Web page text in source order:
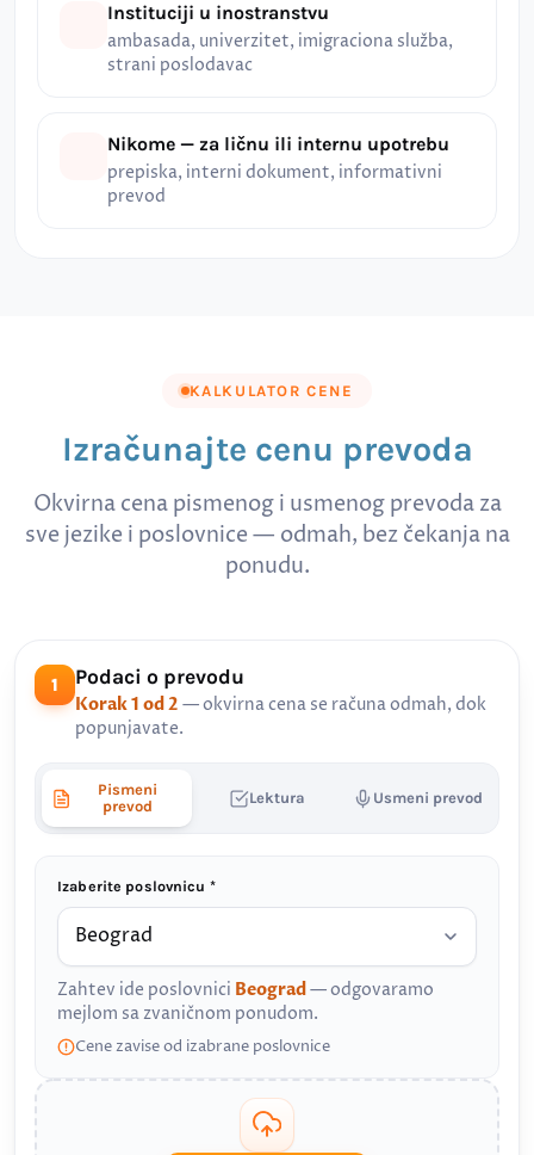
Instituciji u inostranstvu
ambasada, univerzitet, imigraciona služba,
strani poslodavac
Nikome — za ličnu ili internu upotrebu
prepiska, interni dokument, informativni
prevod
KALKULATOR CENE
Izračunajte cenu prevoda
Okvirna cena pismenog i usmenog prevoda za
sve jezike i poslovnice — odmah, bez čekanja na
ponudu.
1 Podaci o prevodu
Korak 1 od 2 — okvirna cena se računa odmah, dok
popunjavate.
Pismeni
prevod
Lektura Usmeni prevod
Izaberite poslovnicu *
Zahtev ide poslovnici Beograd— odgovaramo
mejlom sa zvaničnom ponudom.
Cene zavise od izabrane poslovnice